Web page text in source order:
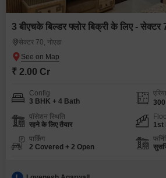
3 बीएचके बिल्डर फ्लोर बिक्री के लिए - सेक्टर
सेक्टर 70, नोएडा
₹ 2.00 Cr
Config
3 BHK + 4 Bath
एरिया
300
पॉसेशन स्थिति
रहने के लिए तैयार
1st
पार्किंग
2 Covered + 2 Open